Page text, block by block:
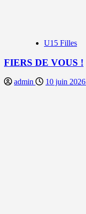
U15 Filles
FIERS DE VOUS !
admin 10 juin 2026